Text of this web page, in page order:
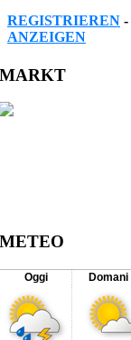
REGISTRIEREN -
ANZEIGEN
Facebook
Twitter
Reddit
LinkedIn
WhatsApp
Tumblr
Pinterest
Vk
Xing
Email
MARKT
METEO
Oggi Domani